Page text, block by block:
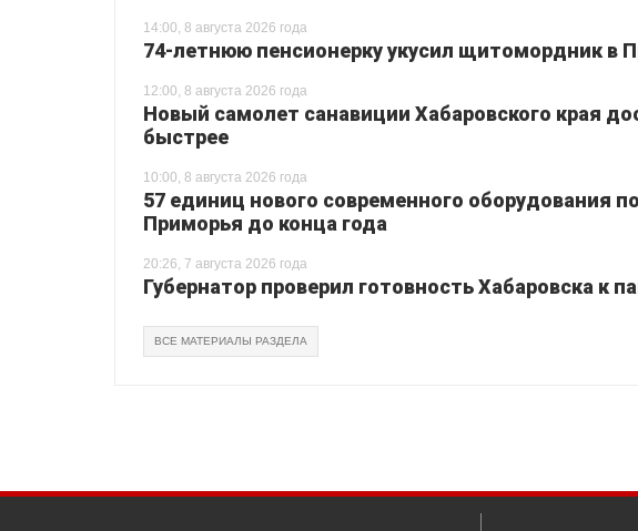
14:00, 8 августа 2026 года
74-летнюю пенсионерку укусил щитомордник в
12:00, 8 августа 2026 года
Новый самолет санавиции Хабаровского края
быстрее
10:00, 8 августа 2026 года
57 единиц нового современного оборудования
Приморья до конца года
20:26, 7 августа 2026 года
Губернатор проверил готовность Хабаровска к
ВСЕ МАТЕРИАЛЫ РАЗДЕЛА